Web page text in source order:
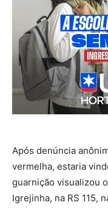
Após denúncia
vermelha, estaria
guarnição visualizou
Igrejinha, na RS 115,